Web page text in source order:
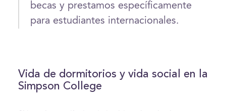
becas y prestamos específicamente
para estudiantes internacionales.
Vida de dormitorios y vida social en la
Simpson College